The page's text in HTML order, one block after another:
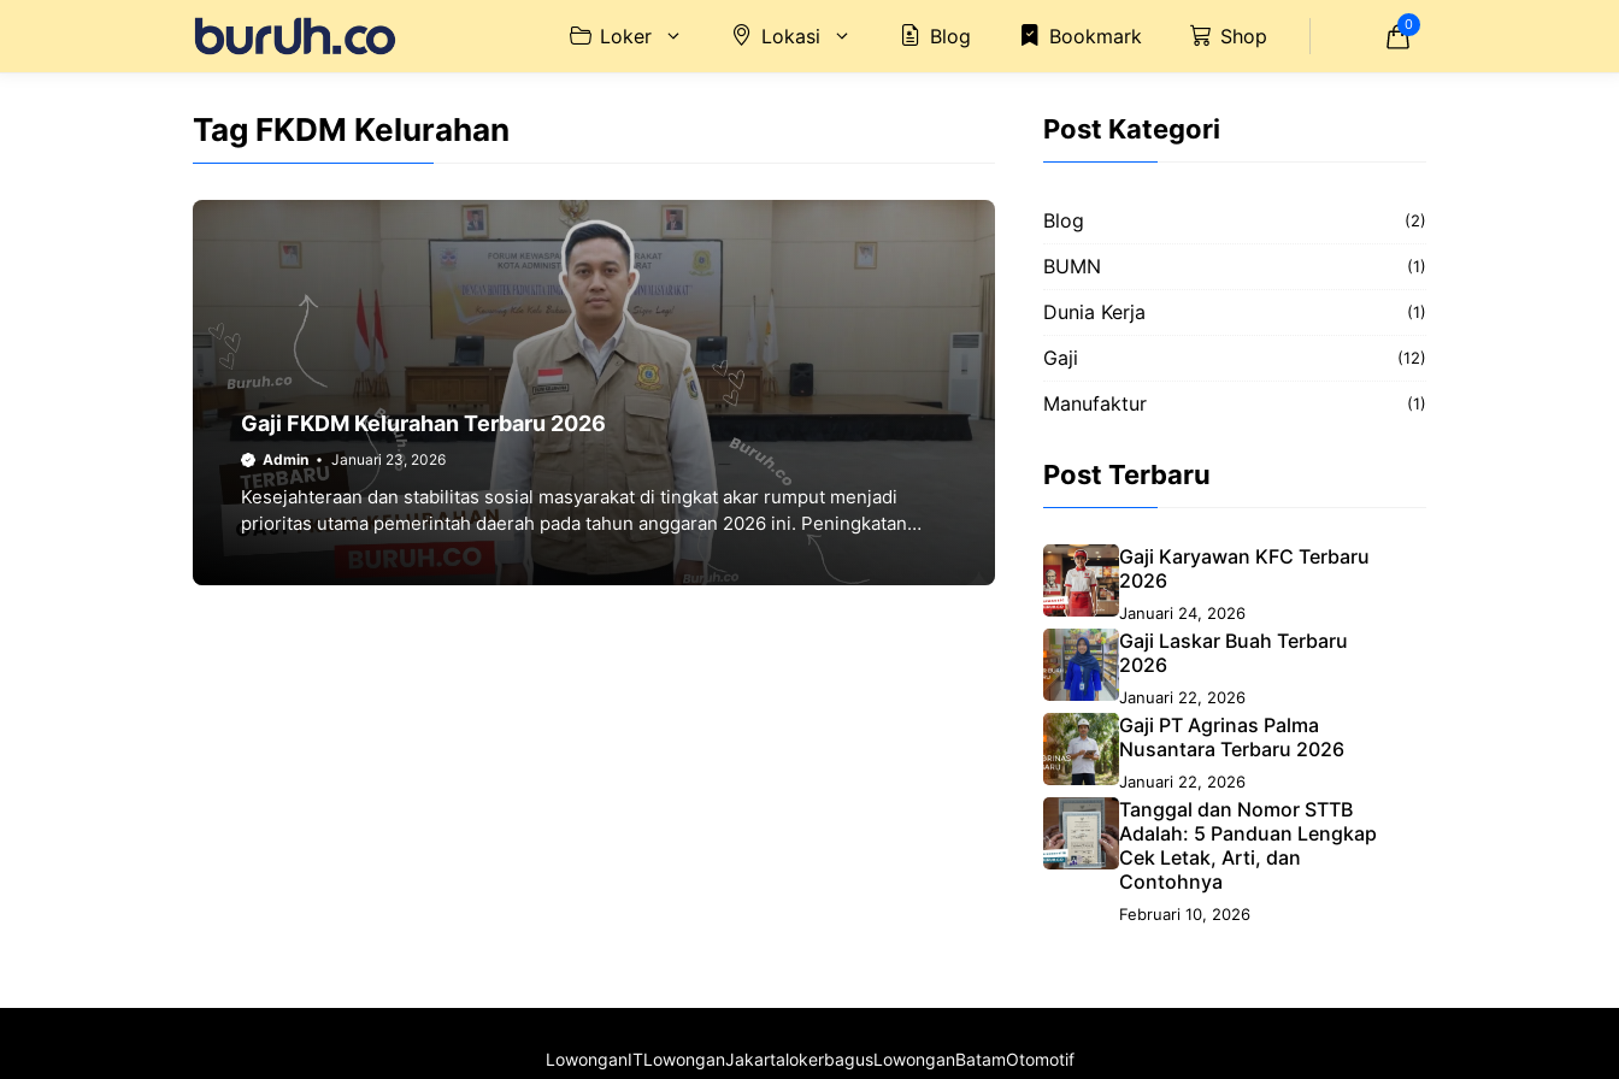
isi
0
Loker Lokasi Blog Bookmark Shop
Tag FKDM Kelurahan
Gaji FKDM Kelurahan Terbaru 2026
Admin Januari 23, 2026
Kesejahteraan dan stabilitas sosial masyarakat di tingkat akar rumput menjadi
prioritas utama pemerintah daerah pada tahun anggaran 2026 ini. Peningkatan
alokasi dana untuk sektor keamanan
Post Kategori
Blog (2)
BUMN (1)
Dunia Kerja (1)
Gaji (12)
Manufaktur (1)
Post Terbaru
Gaji Karyawan KFC Terbaru
2026
Januari 24, 2026
Gaji Laskar Buah Terbaru
2026
Januari 22, 2026
Gaji PT Agrinas Palma
Nusantara Terbaru 2026
Januari 22, 2026
Tanggal dan Nomor STTB
Adalah: 5 Panduan Lengkap
Cek Letak, Arti, dan
Contohnya
Februari 10, 2026
LowonganITLowonganJakartalokerbagusLowonganBatamOtomotif